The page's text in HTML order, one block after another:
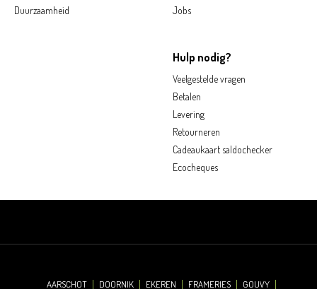
Duurzaamheid
Jobs
Hulp nodig?
Veelgestelde vragen
Betalen
Levering
Retourneren
Cadeaukaart saldochecker
Ecocheques
AARSCHOT DOORNIK EKEREN FRAMERIES GOUVY